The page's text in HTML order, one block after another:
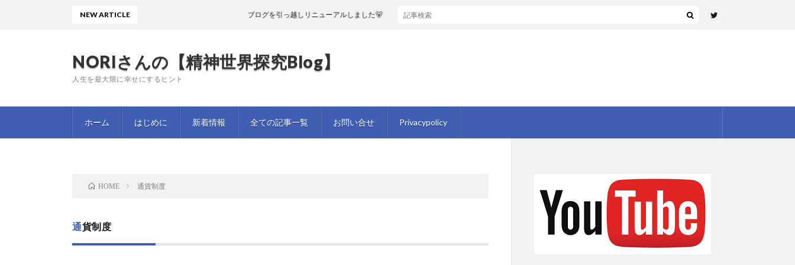
NORIさんの【精神世界探究Blog】
人生を最大限に幸せにするヒント
ホーム はじめに 新着情報 全ての記事一覧 お問い合せ Privacypolicy
NEW ARTICLE ブログを引っ越しリニューアルしました🐻
HOME 通貨制度
通貨制度